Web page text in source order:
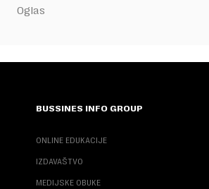
BUSSINES INFO GROUP
ONLINE EDUKACIJE
IZDAVAŠTVO
MEDIJSKE OBUKE